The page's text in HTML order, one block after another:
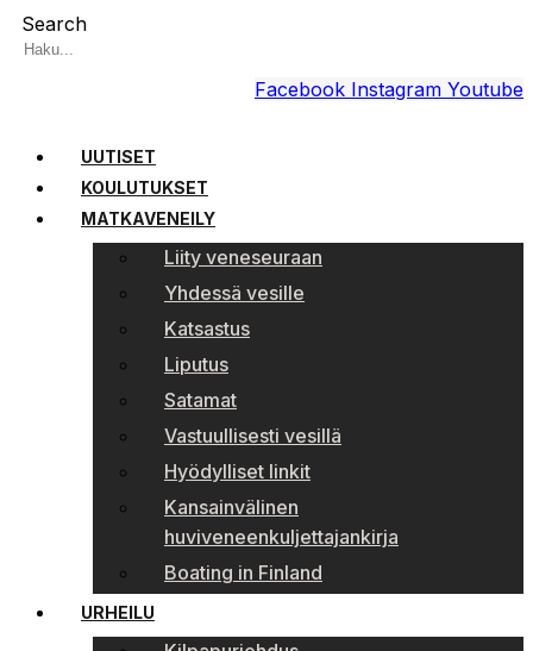
Search
Facebook Instagram Youtube
UUTISET
KOULUTUKSET
MATKAVENEILY
Liity veneseuraan
Yhdessä vesille
Katsastus
Liputus
Satamat
Vastuullisesti vesillä
Hyödylliset linkit
Kansainvälinen
huviveneenkuljettajankirja
Boating in Finland
URHEILU